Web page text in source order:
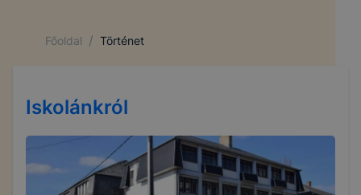
Főoldal / Történet
Iskolánkról